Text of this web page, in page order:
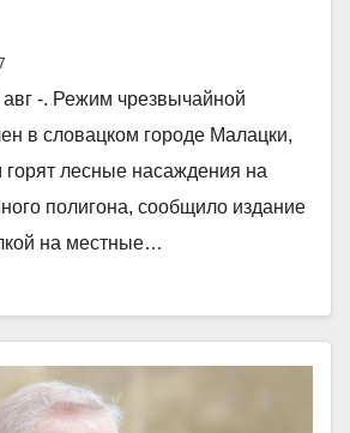
-. Режим чрезвычайной
в словацком городе Малацки,
лесные насаждения на
полигона, сообщило издание
на местные…